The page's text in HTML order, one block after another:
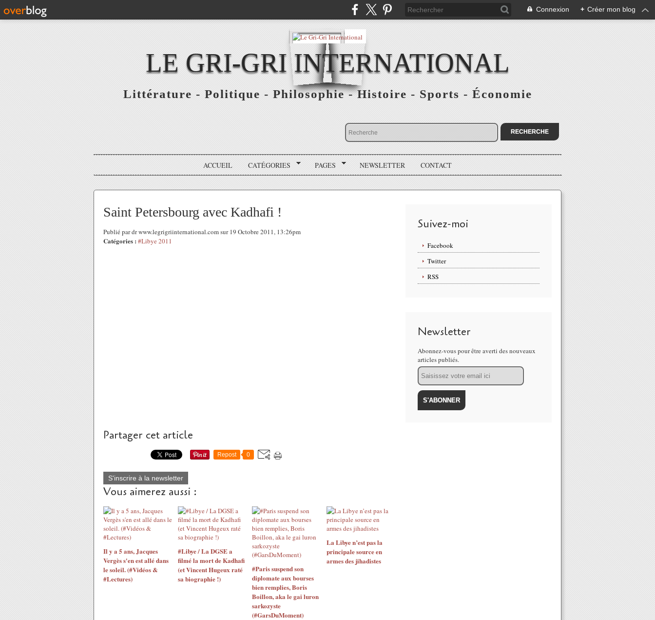
Connexion + Créer mon blog
LE GRI-GRI INTERNATIONAL
Littérature - Politique - Philosophie - Histoire - Sports - Économie
ACCUEIL CATÉGORIES PAGES NEWSLETTER CONTACT
Saint Petersbourg avec Kadhafi !
Publié par dr www.legrigriinternational.com sur 19 Octobre 2011, 13:26pm
Catégories : #Libye 2011
Partager cet article
Repost 0
S'inscrire à la newsletter
Vous aimerez aussi :
Il y a 5 ans, Jacques
Vergès s'en est allé dans
le soleil. (#Vidéos &
#Lectures)
#Libye / La DGSE a
filmé la mort de Kadhafi
(et Vincent Hugeux raté
sa biographie !)
#Paris suspend son
diplomate aux bourses
bien remplies, Boris
Boillon, aka le gai luron
sarkozyste
(#GarsDuMoment)
La Libye n’est pas la
principale source en
armes des jihadistes
Suivez-moi
Facebook
Twitter
RSS
Newsletter
Abonnez-vous pour être averti des nouveaux
articles publiés.
Email